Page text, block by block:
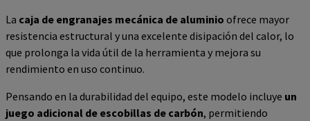
La caja de engranajes mecánica de aluminio ofrece mayor
resistencia estructural y una excelente disipación del calor, lo
que prolonga la vida útil de la herramienta y mejora su
rendimiento en uso continuo.
Pensando en la durabilidad del equipo, este modelo incluye un
juego adicional de escobillas de carbón, permitiendo